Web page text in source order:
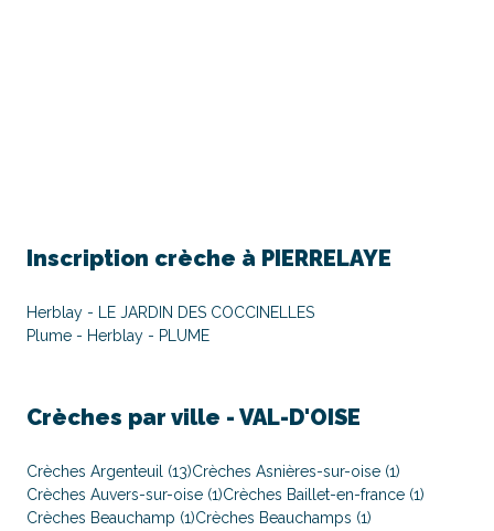
Inscription crèche à PIERRELAYE
Herblay - LE JARDIN DES COCCINELLES
Plume - Herblay - PLUME
Crèches par ville - VAL-D'OISE
Crèches Argenteuil (13)Crèches Asnières-sur-oise (1)
Crèches Auvers-sur-oise (1)Crèches Baillet-en-france (1)
Crèches Beauchamp (1)Crèches Beauchamps (1)